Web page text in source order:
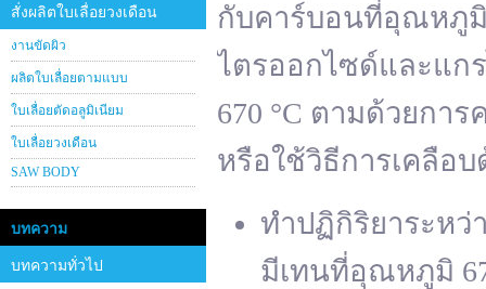
สั่งผลิตใบเลื่อยวงเดือน
งานขัดผิว
ผลิตใบเลื่อยตามแบบ
ใบเลื่อยตัดอลูมิเนียม
ใบเลื่อยวงเดือน
SAW BODY
บทความ
บทความทั่วไป
กับคาร์บอนที่อุณหภูมิ
ไตรออกไซด์และแก
670 °C ตามด้วยกา
หรือใช้วิธีการเคลือบ
ทำปฏิกิริยาระหว่
มีเทนที่อุณหภูมิ